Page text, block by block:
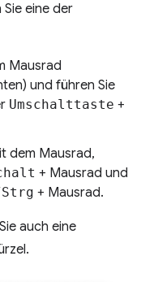
eine der
Mausrad
und führen Sie
Umschalttaste +
dem Mausrad,
+ Mausrad und
+ Mausrad.
auch eine